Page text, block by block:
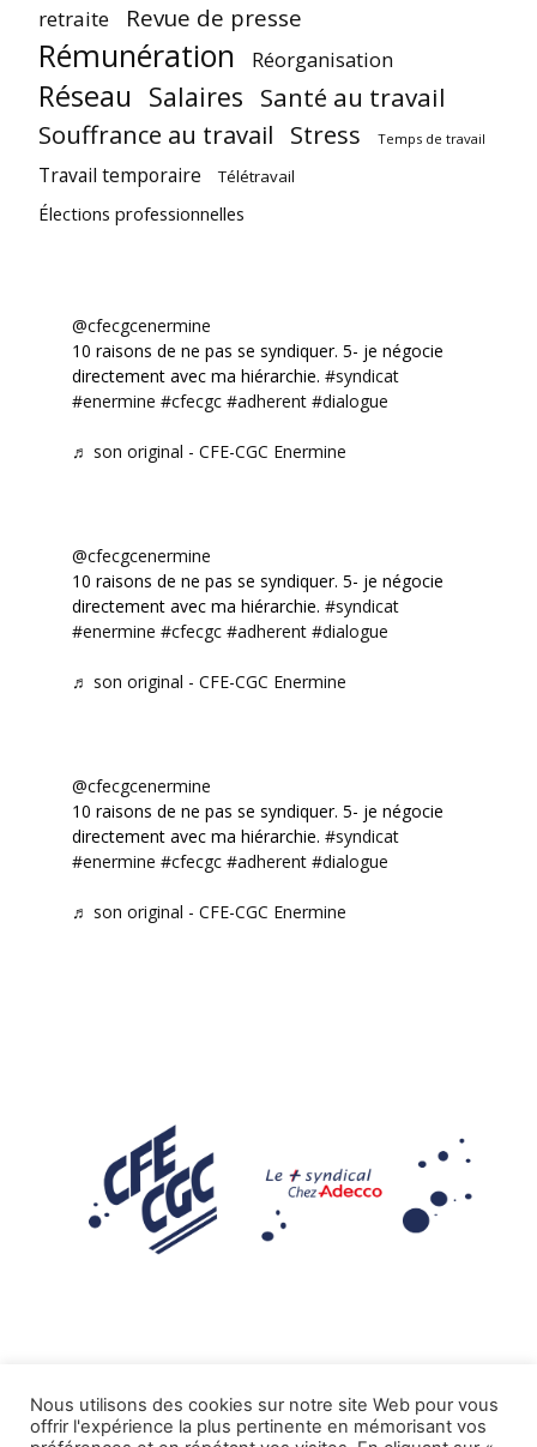
retraite Revue de presse
Rémunération Réorganisation
Réseau Salaires Santé au travail
Souffrance au travail Stress Temps de travail
Travail temporaire Télétravail
Élections professionnelles
@cfecgcenermine
10 raisons de ne pas se syndiquer. 5- je négocie
directement avec ma hiérarchie. #syndicat
#enermine #cfecgc #adherent #dialogue
♬ son original - CFE-CGC Enermine
@cfecgcenermine
10 raisons de ne pas se syndiquer. 5- je négocie
directement avec ma hiérarchie. #syndicat
#enermine #cfecgc #adherent #dialogue
♬ son original - CFE-CGC Enermine
@cfecgcenermine
10 raisons de ne pas se syndiquer. 5- je négocie
directement avec ma hiérarchie. #syndicat
#enermine #cfecgc #adherent #dialogue
♬ son original - CFE-CGC Enermine
Mentions légales
Nous utilisons des cookies sur notre site Web pour vous
offrir l'expérience la plus pertinente en mémorisant vos